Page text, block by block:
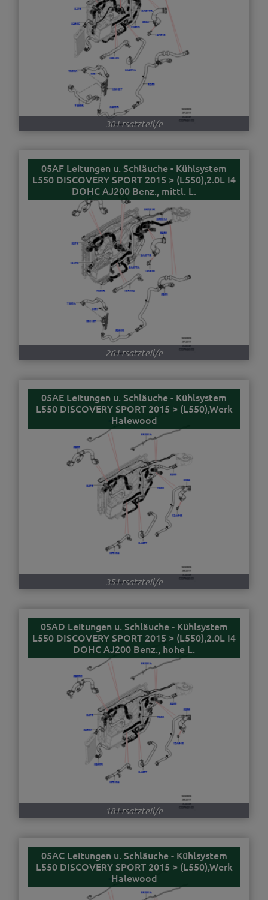
30 Ersatzteil/e
05AF Leitungen u. Schläuche - Kühlsystem
L550 DISCOVERY SPORT 2015 > (L550),2.0L I4
DOHC AJ200 Benz., mittl. L.
26 Ersatzteil/e
05AE Leitungen u. Schläuche - Kühlsystem
L550 DISCOVERY SPORT 2015 > (L550),Werk
Halewood
35 Ersatzteil/e
05AD Leitungen u. Schläuche - Kühlsystem
L550 DISCOVERY SPORT 2015 > (L550),2.0L I4
DOHC AJ200 Benz., hohe L.
18 Ersatzteil/e
05AC Leitungen u. Schläuche - Kühlsystem
L550 DISCOVERY SPORT 2015 > (L550),Werk
Halewood